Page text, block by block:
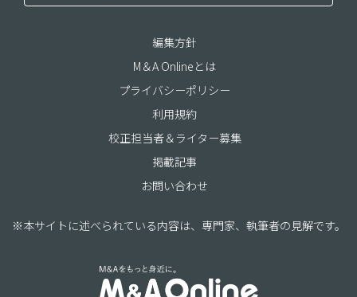
編集方針
M＆A Onlineとは
プライバシーポリシー
利用規約
校正担当者＆ライター募集
掲載記事
お問い合わせ
※本サイトに述べられている内容は、専門家、執筆者の見解です。